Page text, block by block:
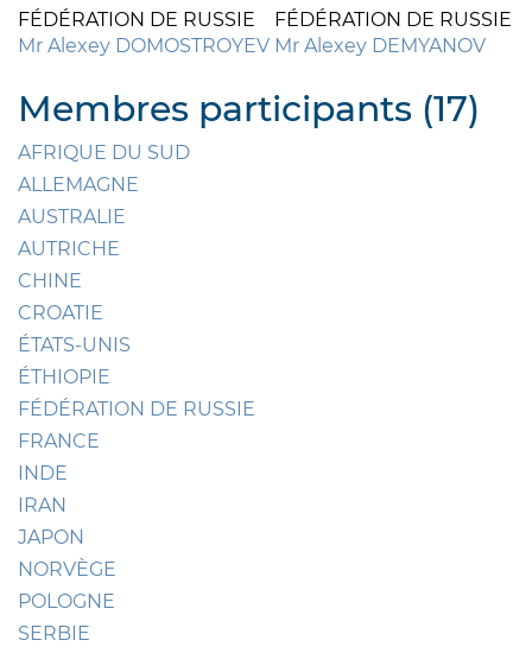
FÉDÉRATION DE RUSSIE
Mr Alexey DOMOSTROYEV
FÉDÉRATION DE RUSSIE
Mr Alexey DEMYANOV
Membres participants (17)
AFRIQUE DU SUD
ALLEMAGNE
AUSTRALIE
AUTRICHE
CHINE
CROATIE
ÉTATS-UNIS
ÉTHIOPIE
FÉDÉRATION DE RUSSIE
FRANCE
INDE
IRAN
JAPON
NORVÈGE
POLOGNE
SERBIE